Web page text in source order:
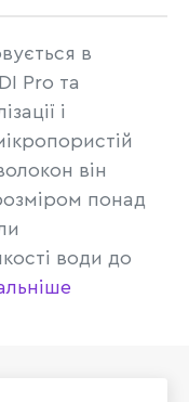
в
Pro та
і
він
понад
води до